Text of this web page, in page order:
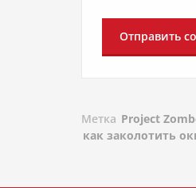
Метка Project
как заколотить